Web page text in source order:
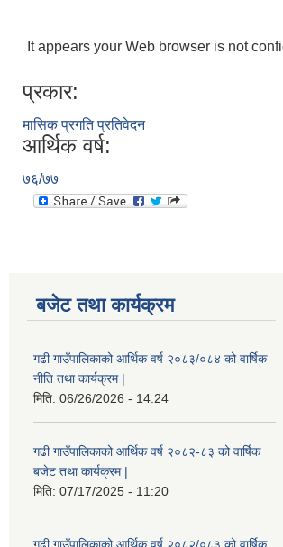
It appears your Web browser is not
प्रकार:
मासिक प्रगति प्रतिवेदन
आर्थिक वर्ष:
७६/७७
बजेट तथा कार्यक्रम
गढी गाउँपालिकाको आर्थिक वर्ष २०८३/०८४ को वार्षिक
नीति तथा कार्यक्रम |
मिति: 06/26/2026 - 14:24
गढी गाउँपालिकाको आर्थिक वर्ष २०८२-८३ को वार्षिक
बजेट तथा कार्यक्रम |
मिति: 07/17/2025 - 11:20
गढी गाउँपालिकाको आर्थिक वर्ष २०८२/०८३ को वार्षिक